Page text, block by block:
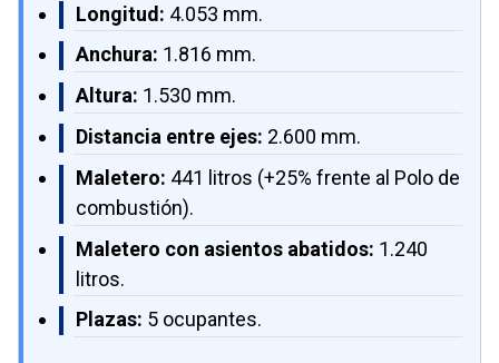
Longitud: 4.053 mm.
Anchura: 1.816 mm.
Altura: 1.530 mm.
Distancia entre ejes: 2.600 mm.
Maletero: 441 litros (+25% frente al Polo de
combustión).
Maletero con asientos abatidos: 1.240
litros.
Plazas: 5 ocupantes.